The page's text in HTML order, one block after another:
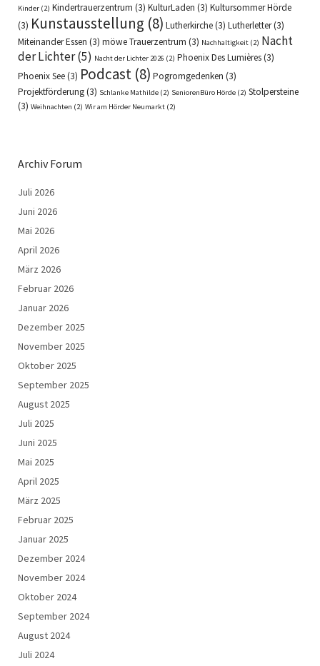
Kinder (2) Kindertrauerzentrum (3) KulturLaden (3) Kultursommer Hörde
(3) Kunstausstellung (8) Lutherkirche(3) Lutherletter(3)
Miteinander Essen (3) möwe Trauerzentrum (3) Nachhaltigkeit (2) Nacht
der Lichter(5) Nacht der Lichter 2026 (2) Phoenix Des Lumières(3)
Phoenix See(3) Podcast (8) Pogromgedenken (3)
Projektförderung(3) Schlanke Mathilde (2) SeniorenBüro Hörde (2) Stolpersteine
(3) Weihnachten (2) Wir am Hörder Neumarkt (2)
Archiv Forum
Juli 2026
Juni 2026
Mai 2026
April 2026
März 2026
Februar 2026
Januar 2026
Dezember 2025
November 2025
Oktober 2025
September 2025
August 2025
Juli 2025
Juni 2025
Mai 2025
April 2025
März 2025
Februar 2025
Januar 2025
Dezember 2024
November 2024
Oktober 2024
September 2024
August 2024
Juli 2024